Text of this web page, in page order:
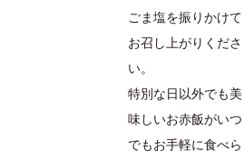
ごま塩を振りかけて
お召し上がりくださ
い。
特別な日以外でも美
味しいお赤飯がいつ
でもお手軽に食べら